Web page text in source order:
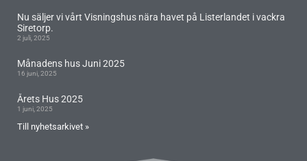
Nu säljer vi vårt Visningshus nära havet på Listerlandet i vackra
Siretorp.
2 juli, 2025
Månadens hus Juni 2025
16 juni, 2025
Årets Hus 2025
1 juni, 2025
Till nyhetsarkivet »